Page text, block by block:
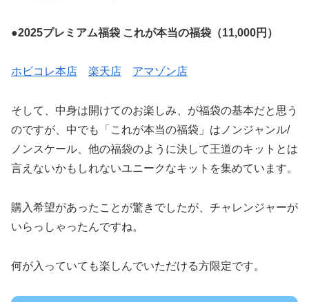
●2025プレミアム福袋 これが本当の福袋（11,000円）
ホビコレ本店 楽天店 アマゾン店
そして、中身は開けてのお楽しみ、が福袋の基本だと思う
のですが、中でも「これが本当の福袋」はノンジャンル/
ノンスケール、他の福袋のように決して王道のキットとは
言えないかもしれないユニークなキットを集めています。
購入希望があったことが驚きでしたが、チャレンジャーが
いらっしゃったんですね。
何が入っていても楽しんでいただける方限定です。